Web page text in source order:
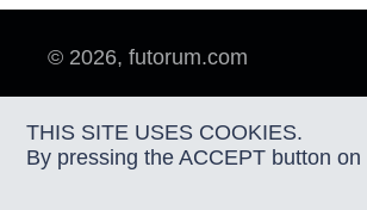
© 2026, futorum.com
THIS SITE USES COOKIES.
By pressing the ACCEPT button